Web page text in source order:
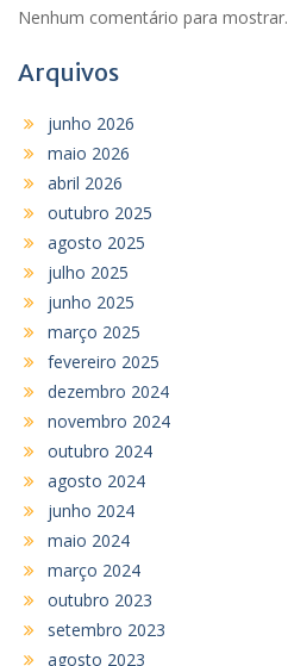
Nenhum comentário para mostrar.
Arquivos
junho 2026
maio 2026
abril 2026
outubro 2025
agosto 2025
julho 2025
junho 2025
março 2025
fevereiro 2025
dezembro 2024
novembro 2024
outubro 2024
agosto 2024
junho 2024
maio 2024
março 2024
outubro 2023
setembro 2023
agosto 2023